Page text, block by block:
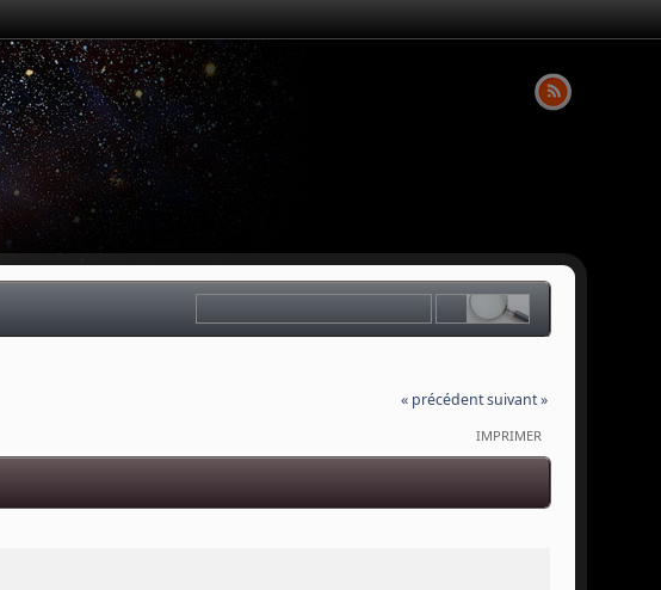
« précédentsuivant »
IMPRIMER